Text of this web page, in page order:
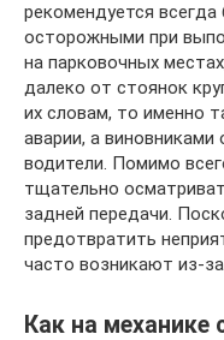
рекомендуется
осторожными при
на парковочных
далеко от стоянок
их словам, то именно
аварии, а
водители. Помимо
тщательно
задней передачи.
предотвратить
часто возникают из-
Как на механике